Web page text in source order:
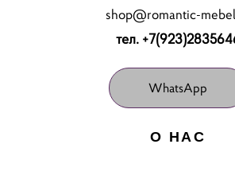
shop@romantic-
тел.
WhatsApp
О НАС